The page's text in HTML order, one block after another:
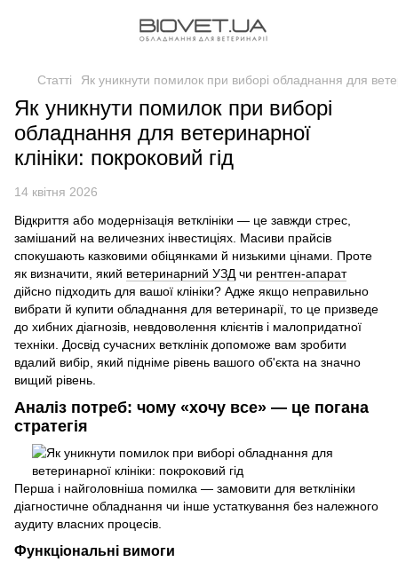
Статті Як уникнути помилок при виборі обладнання для
Як уникнути помилок при виборі
обладнання для ветеринарної
клініки: покроковий гід
14 квітня 2026
Відкриття або модернізація ветклініки — це завжди стрес,
замішаний на величезних інвестиціях. Масиви прайсів
спокушають казковими обіцянками й низькими цінами. Проте
як визначити, який ветеринарний УЗД чи рентген-апарат
дійсно підходить для вашої клініки? Адже якщо неправильно
вибрати й купити обладнання для ветеринарії, то це призведе
до хибних діагнозів, невдоволення клієнтів і малопридатної
техніки. Досвід сучасних ветклінік допоможе вам зробити
вдалий вибір, який підніме рівень вашого об'єкта на значно
вищий рівень.
Аналіз потреб: чому «хочу все» — це погана
стратегія
Перша і найголовніша помилка — замовити для ветклініки
діагностичне обладнання чи інше устаткування без належного
аудиту власних процесів.
Функціональні вимоги